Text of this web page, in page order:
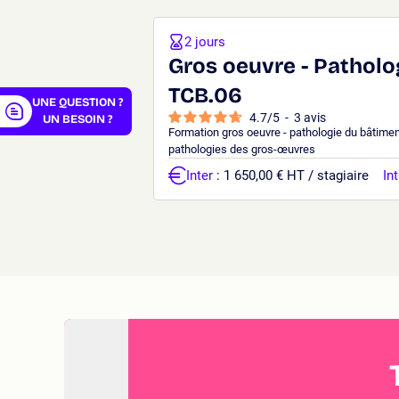
Gros oeuvre -
TCB.06
4.7/5 - 3 avis
Formation gros oeuvre - pathologie du
pathologies des gros-œuvres
2 jours
Inter : 1 650,00 € HT / stagiaire
UNE QUESTION ?
UN BESOIN ?